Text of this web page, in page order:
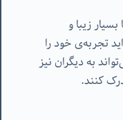
زیبا و
تجربه‌ی خود را
به دیگران نیز
کنند.